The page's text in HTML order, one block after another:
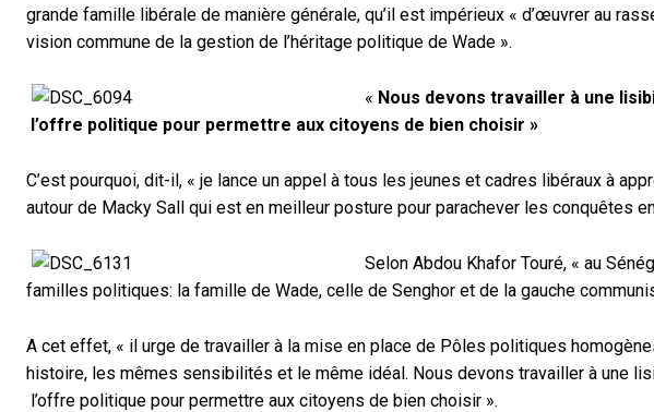
grande famille libérale de manière générale, qu’il est impérieux « d’œuvrer au
vision commune de la gestion de l’héritage politique de Wade ».
« Nous devons travailler à une
l’offre politique pour permettre aux citoyens de bien choisir »
C’est pourquoi, dit-il, « je lance un appel à tous les jeunes et cadres libéraux à
autour de Macky Sall qui est en meilleur posture pour parachever les conquêtes
Selon Abdou Khafor Touré, « au
familles politiques: la famille de Wade, celle de Senghor et de la gauche
A cet effet, « il urge de travailler à la mise en place de Pôles politiques
histoire, les mêmes sensibilités et le même idéal. Nous devons travailler à une
l’offre politique pour permettre aux citoyens de bien choisir ».